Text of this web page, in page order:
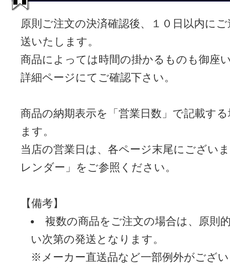
原則ご注文の決済確認後、１０日以内に
送いたします。
商品によっては時間の掛かるものも御座
詳細ページにてご確認下さい。
商品の納期表示を「営業日数」で記載す
ます。
当店の営業日は、各ページ末尾にござい
レンダー」をご参照ください。
【備考】
複数の商品をご注文の場合は、原則
い次第の発送となります。
※メーカー直送品など一部例外がござ